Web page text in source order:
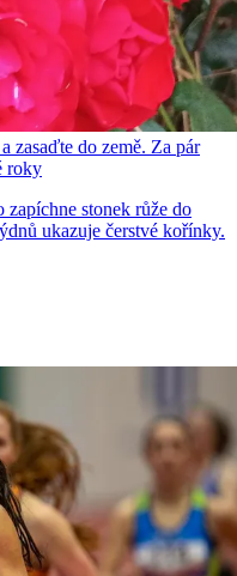
zasaďte do země. Za pár
roky
stonek růže do
ukazuje čerstvé kořínky.